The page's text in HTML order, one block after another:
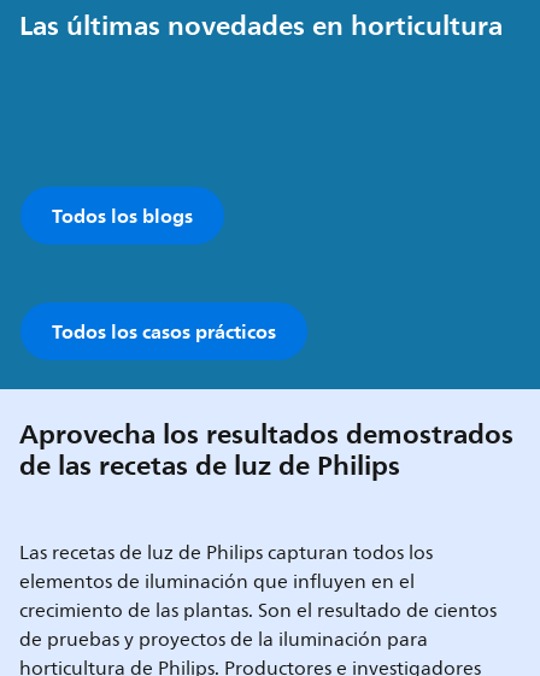
Las últimas novedades en horticultura
Todos los blogs
Todos los casos prácticos
Aprovecha los resultados demostrados
de las recetas de luz de Philips
Las recetas de luz de Philips capturan todos los
elementos de iluminación que influyen en el
crecimiento de las plantas. Son el resultado de cientos
de pruebas y proyectos de la iluminación para
horticultura de Philips. Productores e investigadores